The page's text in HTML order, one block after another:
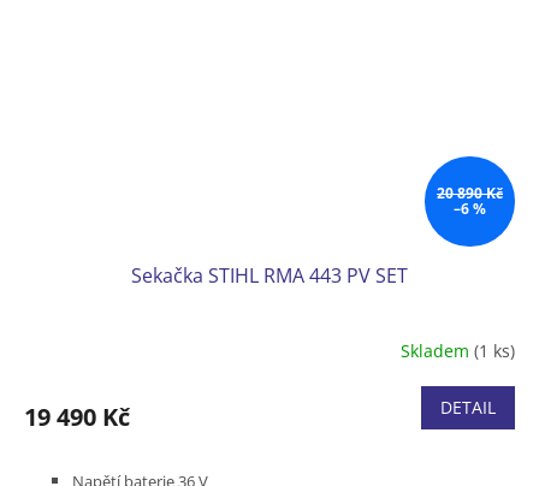
20 890 Kč
–6 %
Sekačka STIHL RMA 443 PV SET
Skladem (1 ks)
19 490 Kč DETAIL
Napětí baterie 36 V